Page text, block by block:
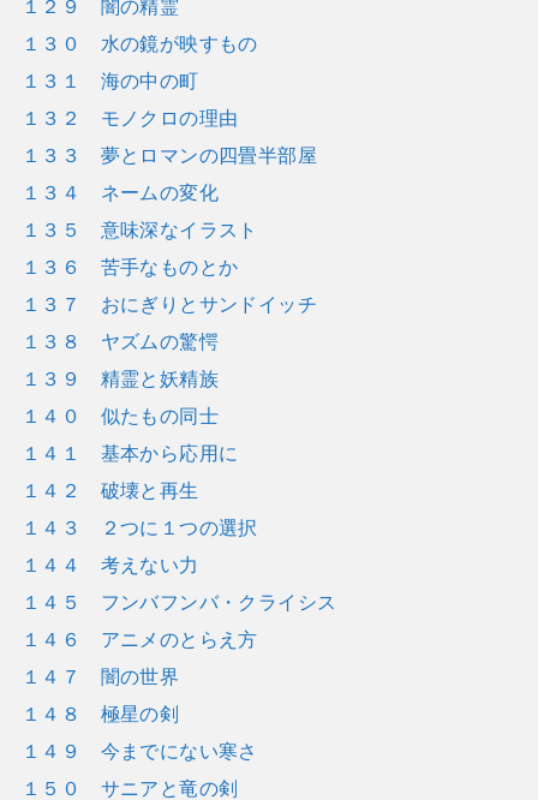
１２９ 闇の精霊
１３０ 水の鏡が映すもの
１３１ 海の中の町
１３２ モノクロの理由
１３３ 夢とロマンの四畳半部屋
１３４ ネームの変化
１３５ 意味深なイラスト
１３６ 苦手なものとか
１３７ おにぎりとサンドイッチ
１３８ ヤズムの驚愕
１３９ 精霊と妖精族
１４０ 似たもの同士
１４１ 基本から応用に
１４２ 破壊と再生
１４３ ２つに１つの選択
１４４ 考えない力
１４５ フンバフンバ・クライシス
１４６ アニメのとらえ方
１４７ 闇の世界
１４８ 極星の剣
１４９ 今までにない寒さ
１５０ サニアと竜の剣